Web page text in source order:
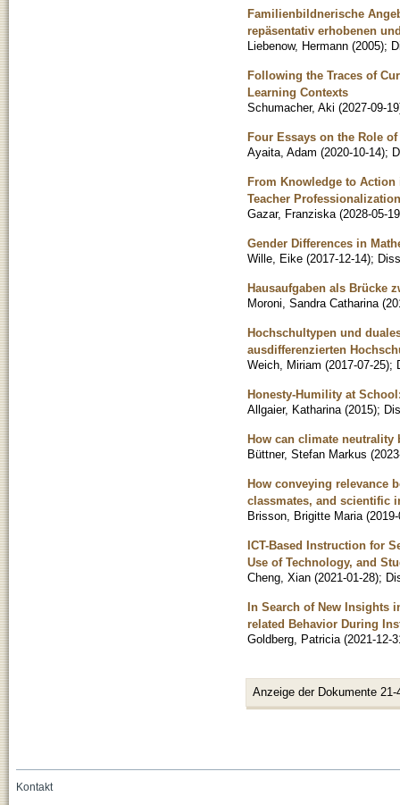
Familienbildnerische
repäsentativ erhobenen
Liebenow, Hermann (2005);
Following the Traces of
Learning Contexts
Schumacher, Aki (2027-09-19
Four Essays on the Role
Ayaita, Adam (2020-10-14);
From Knowledge to Action
Teacher Professionalization
Gazar, Franziska (2028-05-19
Gender Differences in
Wille, Eike (2017-12-14);
Hausaufgaben als Brücke
Moroni, Sandra Catharina (
Hochschultypen und
ausdifferenzierten
Weich, Miriam (2017-07-25);
Honesty-Humility at
Allgaier, Katharina (2015);
How can climate neutrality
Büttner, Stefan Markus (
How conveying relevance
classmates, and scientific
Brisson, Brigitte Maria (
ICT-Based Instruction for
Use of Technology, and
Cheng, Xian (2021-01-28);
In Search of New Insights
related Behavior During
Goldberg, Patricia (2021-12-
Anzeige der Dokumente 21-
Kontakt